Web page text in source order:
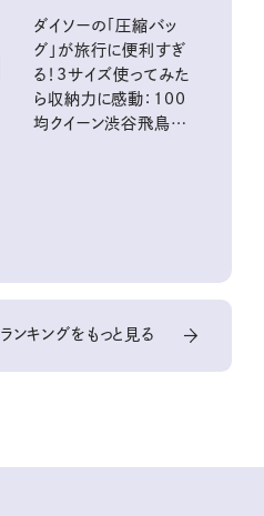
ダイソーの「圧縮バッ
グ」が旅行に便利すぎ
る！3サイズ使ってみた
ら収納力に感動：100
均クイーン渋谷飛鳥の
ランキングをもっと見る